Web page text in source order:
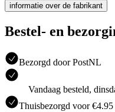
informatie over de fabrikant
Bestel- en
Bezorgd door PostNL
Vandaag besteld,
Thuisbezorgd voor